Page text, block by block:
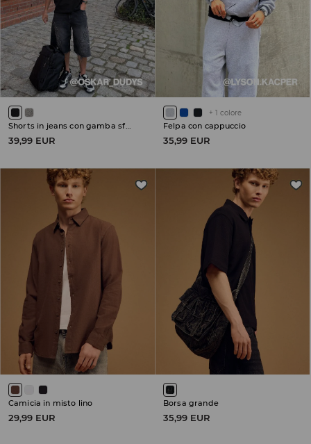
Shorts in jeans con gamba sfrangiata
39,99 EUR
+ 1 colore
Felpa con cappuccio
35,99 EUR
Camicia in misto lino
29,99 EUR
Borsa grande
35,99 EUR